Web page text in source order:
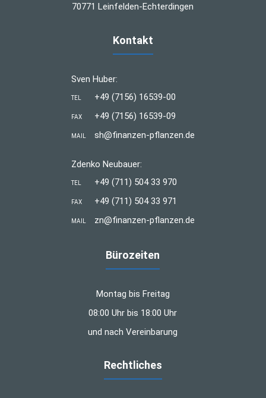
70771 Leinfelden-Echterdingen
Kontakt
Sven Huber:
TEL +49 (7156) 16539-00
FAX +49 (7156) 16539-09
MAIL sh@finanzen-pflanzen.de
Zdenko Neubauer:
TEL +49 (711) 504 33 970
FAX +49 (711) 504 33 971
MAIL zn@finanzen-pflanzen.de
Bürozeiten
Montag bis Freitag
08:00 Uhr bis 18:00 Uhr
und nach Vereinbarung
Rechtliches